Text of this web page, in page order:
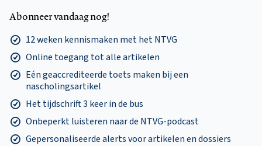
Abonneer vandaag nog!
12 weken kennismaken met het NTVG
Online toegang tot alle artikelen
Eén geaccrediteerde toets maken bij een
nascholingsartikel
Het tijdschrift 3 keer in de bus
Onbeperkt luisteren naar de NTVG-podcast
Gepersonaliseerde alerts voor artikelen en dossiers